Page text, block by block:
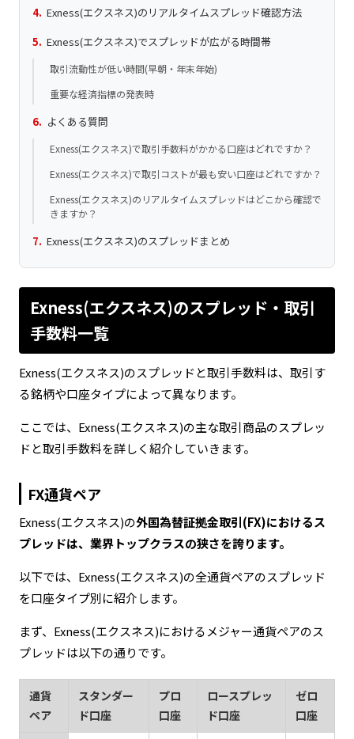
Exness(エクスネス)のリアルタイムスプレッド確認方法
Exness(エクスネス)でスプレッドが広がる時間帯
取引流動性が低い時間(早朝・年末年始)
重要な経済指標の発表時
よくある質問
Exness(エクスネス)で取引手数料がかかる口座はどれですか？
Exness(エクスネス)で取引コストが最も安い口座はどれですか？
Exness(エクスネス)のリアルタイムスプレッドはどこから確認で
きますか？
Exness(エクスネス)のスプレッドまとめ
Exness(エクスネス)のスプレッド・取引
手数料一覧
Exness(エクスネス)のスプレッドと取引手数料は、取引す
る銘柄や口座タイプによって異なります。
ここでは、Exness(エクスネス)の主な取引商品のスプレッ
ドと取引手数料を詳しく紹介していきます。
FX通貨ペア
Exness(エクスネス)の外国為替証拠金取引(FX)におけるス
プレッドは、業界トップクラスの狭さを誇ります。
以下では、Exness(エクスネス)の全通貨ペアのスプレッド
を口座タイプ別に紹介します。
まず、Exness(エクスネス)におけるメジャー通貨ペアのス
プレッドは以下の通りです。
通貨
ペア
スタンダー
ド口座
プロ
口座
ロースプレッ
ド口座
ゼロ
口座